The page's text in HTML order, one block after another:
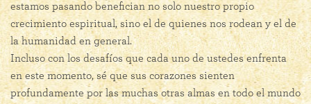
estamos pasando benefician no solo nuestro propio
crecimiento espiritual, sino el de quienes nos rodean y el de
la humanidad en general.
Incluso con los desafíos que cada uno de ustedes enfrenta
en este momento, sé que sus corazones sienten
profundamente por las muchas otras almas en todo el mundo